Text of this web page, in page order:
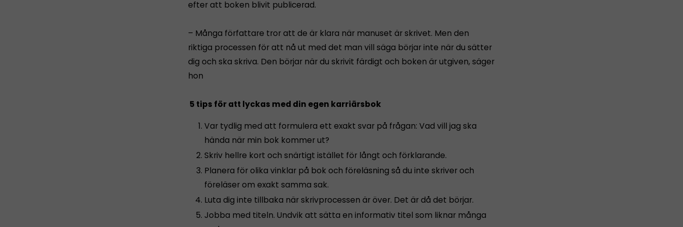
efter att boken blivit publicerad.
– Många författare tror att de är klara när manuset är skrivet. Men den
riktiga processen för att nå ut med det man vill säga börjar inte när du sätter
dig och ska skriva. Den börjar när du skrivit färdigt och boken är utgiven, säger
hon
5 tips för att lyckas med din egen karriärsbok
Var tydlig med att formulera ett exakt svar på frågan: Vad vill jag ska
hända när min bok kommer ut?
Skriv hellre kort och snärtigt istället för långt och förklarande.
Planera för olika vinklar på bok och föreläsning så du inte skriver och
föreläser om exakt samma sak.
Luta dig inte tillbaka när skrivprocessen är över. Det är då det börjar.
Jobba med titeln. Undvik att sätta en informativ titel som liknar många